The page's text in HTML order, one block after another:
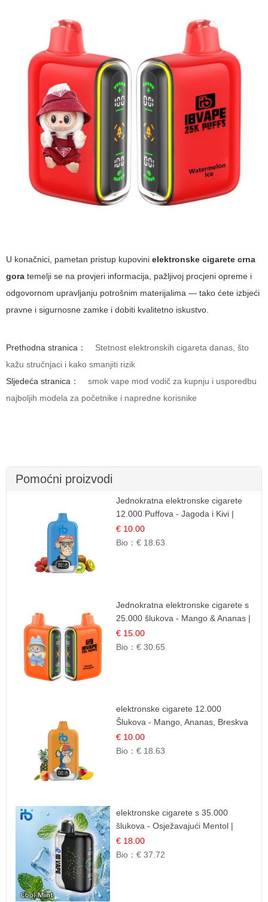
U konačnici, pametan pristup kupovini elektronske cigarete crna
gora temelji se na provjeri informacija, pažljivoj procjeni opreme i
odgovornom upravljanju potrošnim materijalima — tako ćete izbjeći
pravne i sigurnosne zamke i dobiti kvalitetno iskustvo.
Prethodna stranica：
Stetnost elektronskih cigareta danas, što
kažu stručnjaci i kako smanjiti rizik
Sljedeća stranica：
smok vape mod vodič za kupnju i usporedbu
najboljih modela za početnike i napredne korisnike
Pomoćni proizvodi
Jednokratna elektronske cigarete
12.000 Puffova - Jagoda i Kivi |
Sočna Voćna Kombinacija
€ 10.00
Bio：€ 18.63
Jednokratna elektronske cigarete s
25.000 šlukova - Mango & Ananas |
Egzotična Voćna Mješavina
€ 15.00
Bio：€ 30.65
elektronske cigarete 12.000
Šlukova - Mango, Ananas, Breskva
| Tropska Voćna Mješavina
€ 10.00
Bio：€ 18.63
elektronske cigarete s 35.000
šlukova - Osježavajući Mentol |
Čista i Svježa Okus
€ 18.00
Bio：€ 37.72